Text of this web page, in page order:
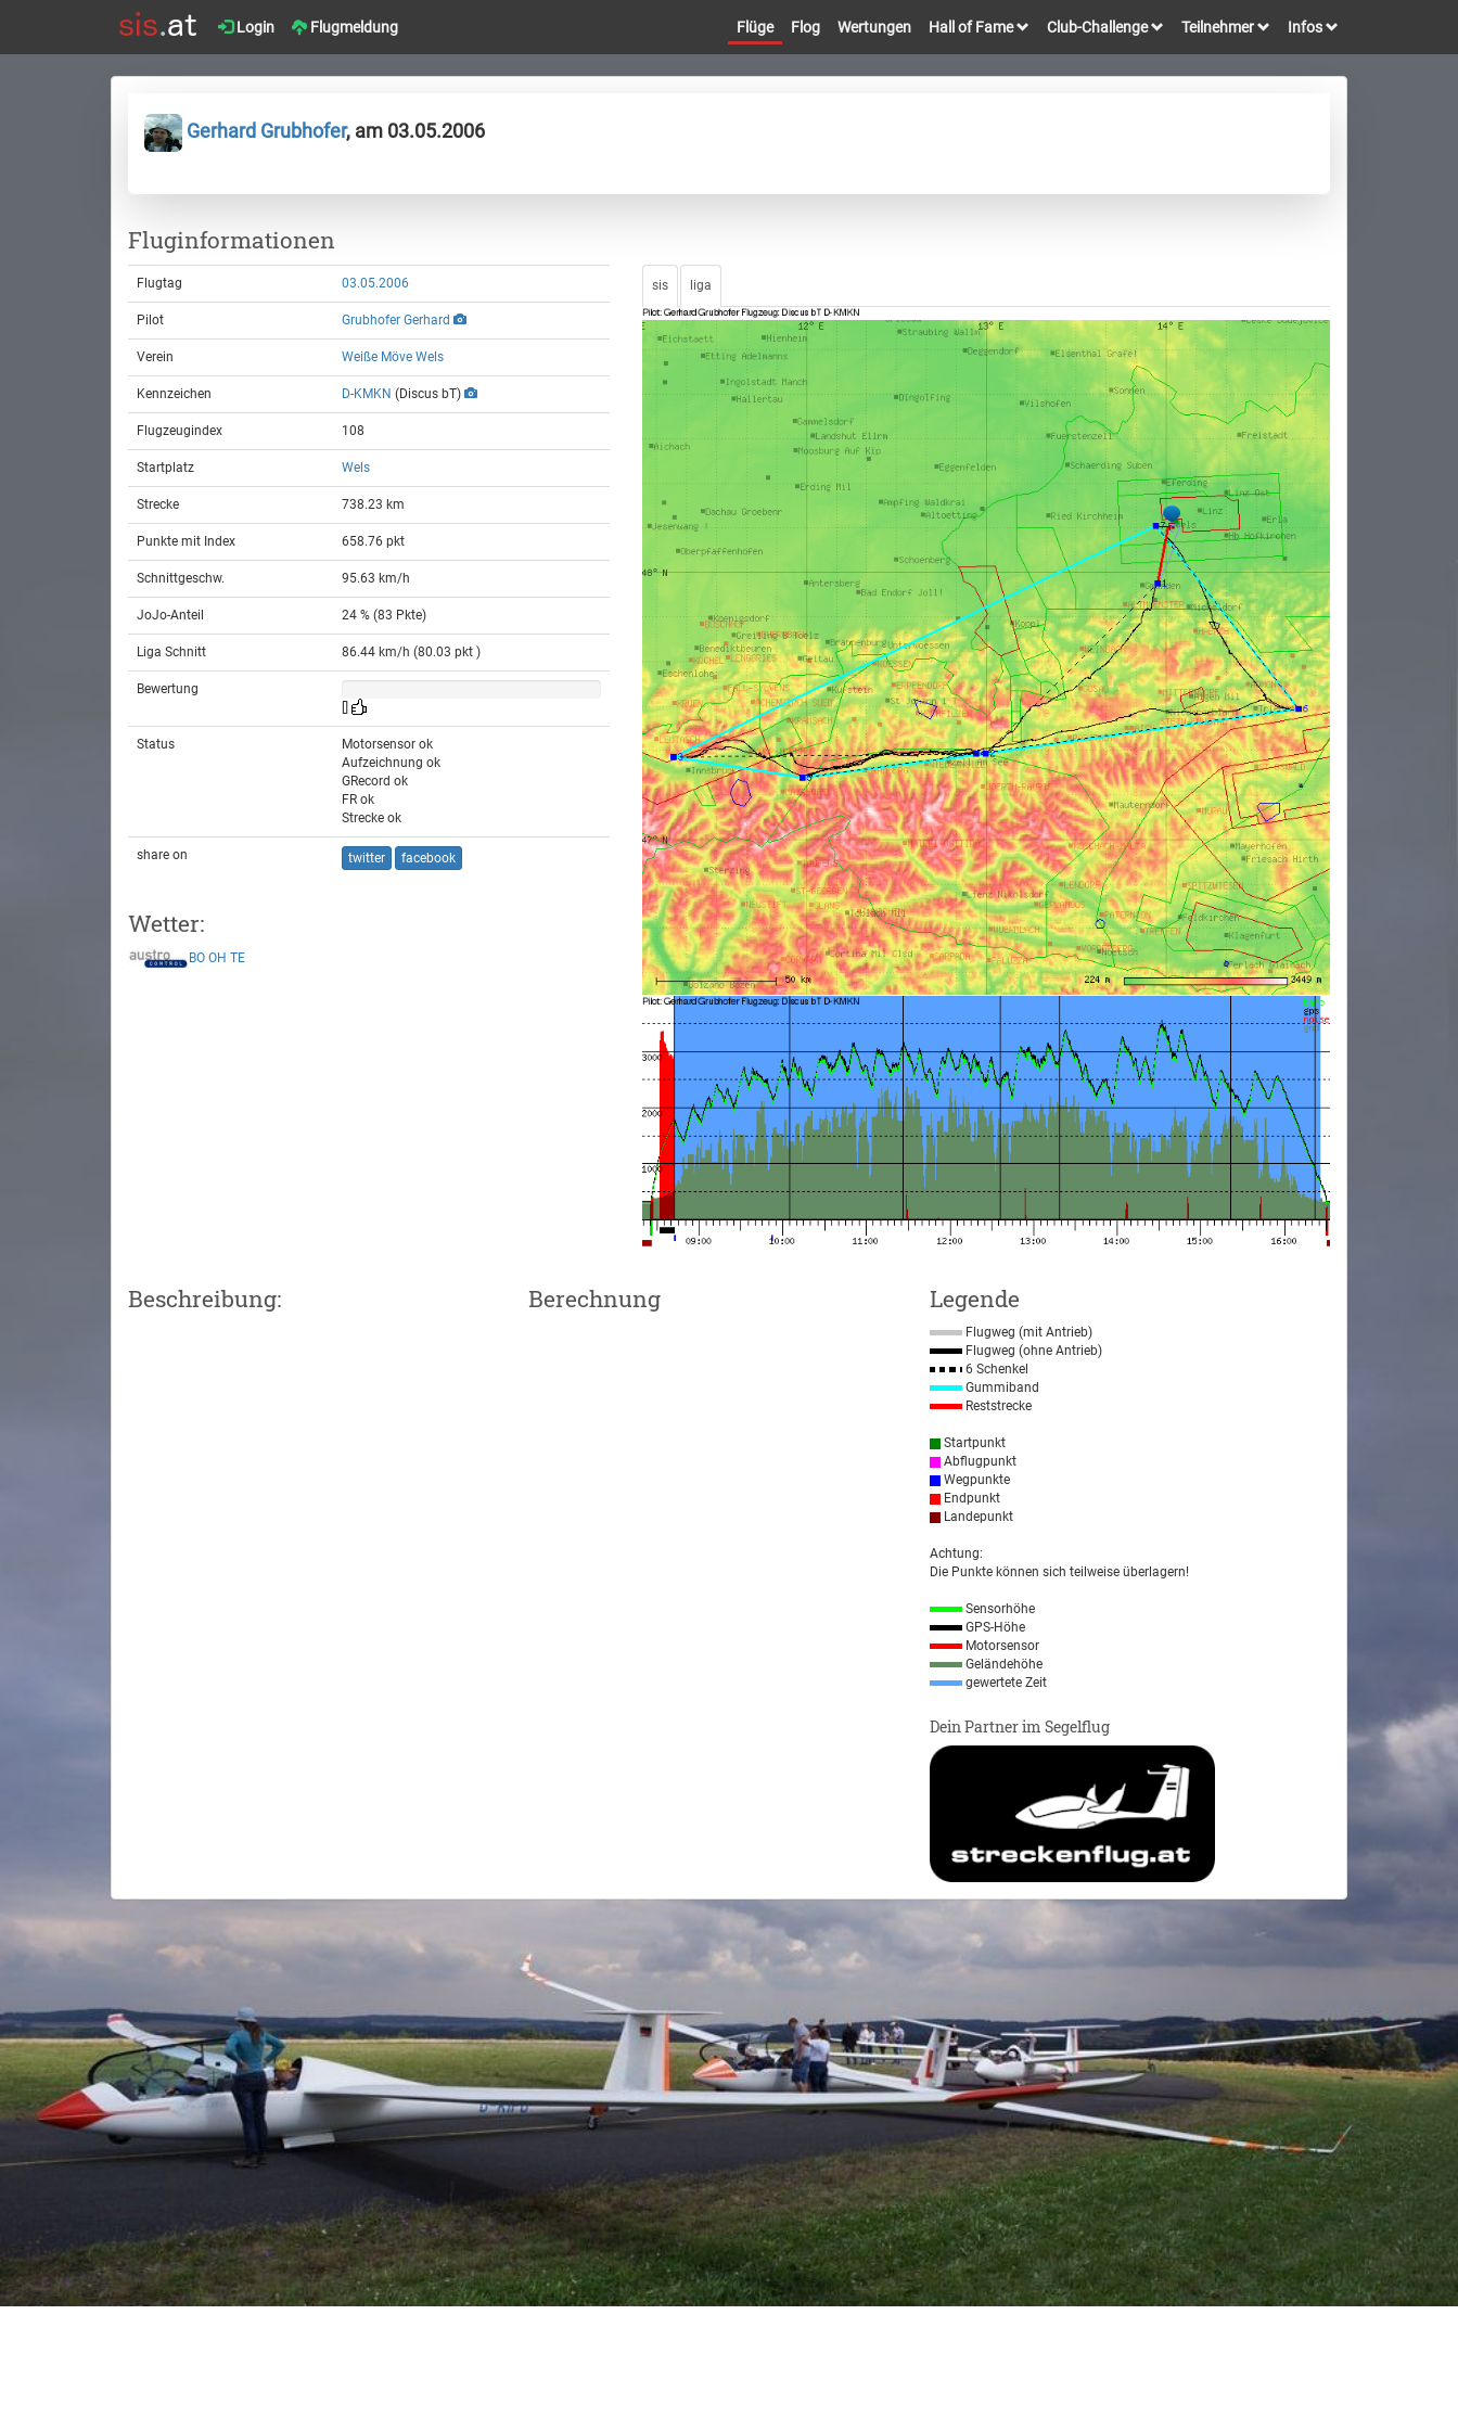
Login Flugmeldung Flüge Flog Wertungen Hall of Fame Club-Challenge Teilnehmer Infos
Gerhard Grubhofer, am 03.05.2006
Fluginformationen
Flugtag 03.05.2006
Pilot Grubhofer Gerhard
Verein Weiße Möve Wels
Kennzeichen D-KMKN (Discus bT)
Flugzeugindex 108
Startplatz Wels
Strecke 738.23 km
Punkte mit Index 658.76 pkt
Schnittgeschw. 95.63 km/h
JoJo-Anteil 24 % (83 Pkte)
Liga Schnitt 86.44 km/h (80.03 pkt )
Bewertung
[]
Status
Motorsensor ok
Aufzeichnung ok
GRecord ok
FR ok
Strecke ok
share on twitter facebook
Wetter:
BO OH TE
sis liga
Beschreibung: Berechnung Legende
Flugweg (mit Antrieb)
Flugweg (ohne Antrieb)
6 Schenkel
Gummiband
Reststrecke
Startpunkt
Abflugpunkt
Wegpunkte
Endpunkt
Landepunkt
Achtung:
Die Punkte können sich teilweise überlagern!
Sensorhöhe
GPS-Höhe
Motorsensor
Geländehöhe
gewertete Zeit
Dein Partner im Segelflug